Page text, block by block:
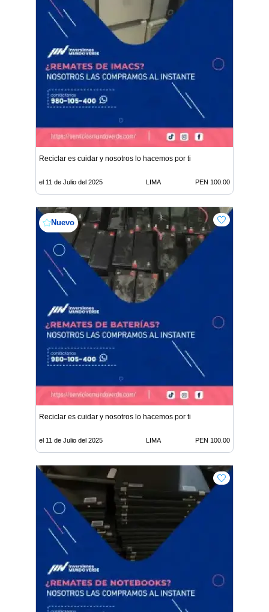
Reciclar es cuidar y nosotros lo hacemos por ti
el 11 de Julio del 2025 LIMA PEN 100.00
Nuevo
Reciclar es cuidar y nosotros lo hacemos por ti
el 11 de Julio del 2025 LIMA PEN 100.00